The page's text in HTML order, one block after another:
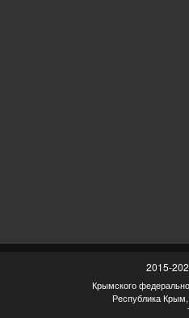
2015-
Крымского
Республика